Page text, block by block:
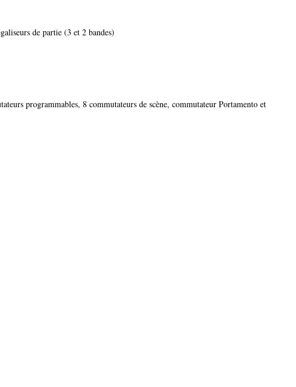
de partie (3 et 2 bandes)
programmables, 8 commutateurs de scène, commutateur Portamento et